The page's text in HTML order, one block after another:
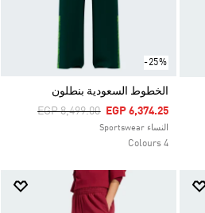
-25%
الخطوط السعودية بنطلون
Price Reduced From
EGP 8,499.00ToEGP 6,374.25
النساء Sportswear
4 Colours